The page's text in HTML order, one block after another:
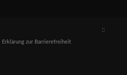
Erklärung zur Barrierefreiheit